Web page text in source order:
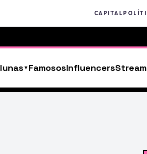
CAPITAL
FamososInfluencers